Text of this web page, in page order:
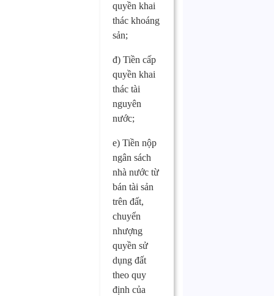
quyền khai
thác khoáng
sản;
đ) Tiền cấp
quyền khai
thác tài
nguyên
nước;
e) Tiền nộp
ngân sách
nhà nước từ
bán tài sản
trên đất,
chuyển
nhượng
quyền sử
dụng đất
theo quy
định của